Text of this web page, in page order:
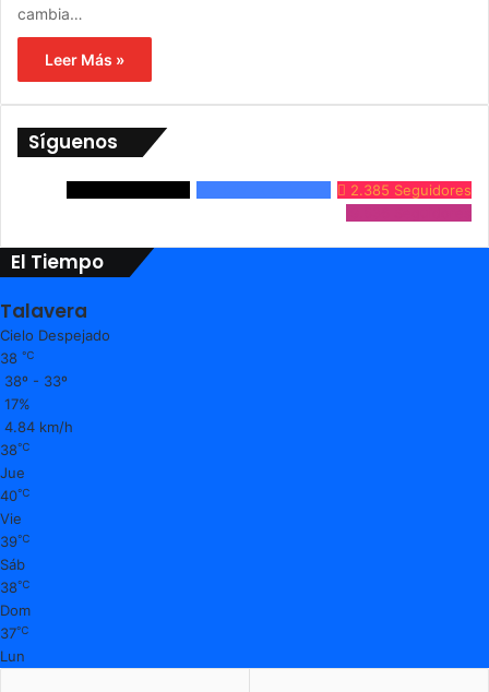
cambia…
Leer Más »
Síguenos
2.385 Seguidores
El Tiempo
Talavera
Cielo Despejado
38 ℃
38º - 33º
17%
4.84 km/h
38℃
Jue
40℃
Vie
39℃
Sáb
38℃
Dom
37℃
Lun